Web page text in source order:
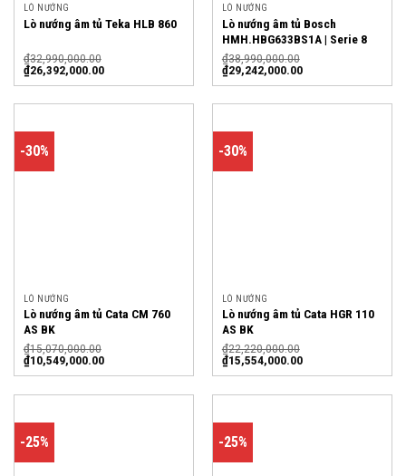
LÒ NƯỚNG
Lò nướng âm tủ Teka HLB 860
₫32,990,000.00
₫26,392,000.00
LÒ NƯỚNG
Lò nướng âm tủ Bosch
HMH.HBG633BS1A | Serie 8
₫38,990,000.00
₫29,242,000.00
-30%
LÒ NƯỚNG
Lò nướng âm tủ Cata CM 760
AS BK
₫15,070,000.00
₫10,549,000.00
-30%
LÒ NƯỚNG
Lò nướng âm tủ Cata HGR 110
AS BK
₫22,220,000.00
₫15,554,000.00
-25% -25%